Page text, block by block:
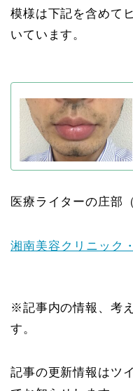
模様は下記を含めて
いています。
医療ライターの庄部（
湘南美容クリニック
※記事内の情報、考
す。
記事の更新情報はツ